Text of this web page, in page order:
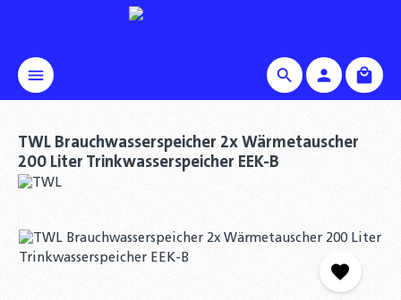
TWL Brauchwasserspeicher 2x Wärmetauscher
200 Liter Trinkwasserspeicher EEK-B
Bildergalerie überspringen